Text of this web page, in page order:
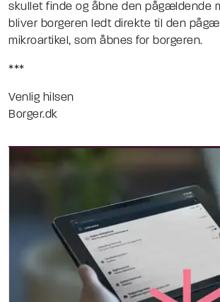
skullet finde og åbne den pågældende
bliver borgeren ledt direkte til den
mikroartikel, som åbnes for borgeren.
***
Venlig hilsen
Borger.dk